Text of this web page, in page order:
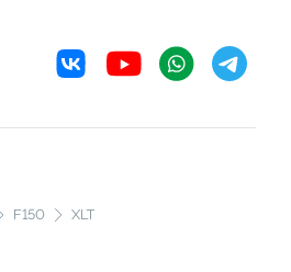
F150 XLT